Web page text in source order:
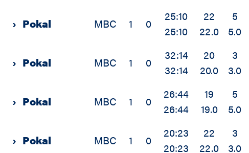
› Pokal MBC 1 0
25:10
25:10
22
22.0
5
5.0
› Pokal MBC 1 0
32:14
32:14
20
20.0
3
3.0
› Pokal MBC 1 0
26:44
26:44
19
19.0
5
5.0
› Pokal MBC 1 0
20:23
20:23
22
22.0
3
3.0